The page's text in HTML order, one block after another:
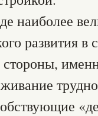
наиболее
развития